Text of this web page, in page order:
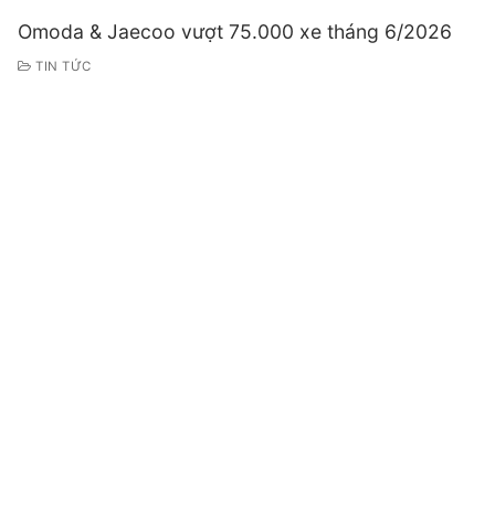
Omoda & Jaecoo vượt 75.000 xe tháng 6/2026
TIN TỨC